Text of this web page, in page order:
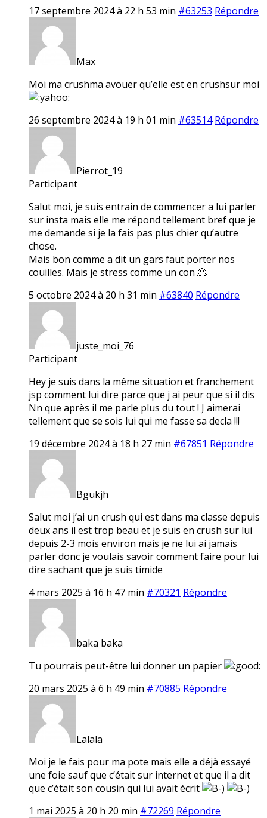
17 septembre 2024 à 22 h 53 min #63253 Répondre
Max
Moi ma crushma avouer qu’elle est en crushsur moi
26 septembre 2024 à 19 h 01 min #63514 Répondre
Pierrot_19
Participant
Salut moi, je suis entrain de commencer a lui parler
sur insta mais elle me répond tellement bref que je
me demande si je la fais pas plus chier qu’autre
chose.
Mais bon comme a dit un gars faut porter nos
couilles. Mais je stress comme un con 🫠
5 octobre 2024 à 20 h 31 min #63840 Répondre
juste_moi_76
Participant
Hey je suis dans la même situation et franchement
jsp comment lui dire parce que j ai peur que si il dis
Nn que après il me parle plus du tout ! J aimerai
tellement que se sois lui qui me fasse sa decla !!!
19 décembre 2024 à 18 h 27 min #67851 Répondre
Bgukjh
Salut moi j’ai un crush qui est dans ma classe depuis
deux ans il est trop beau et je suis en crush sur lui
depuis 2-3 mois environ mais je ne lui ai jamais
parler donc je voulais savoir comment faire pour lui
dire sachant que je suis timide
4 mars 2025 à 16 h 47 min #70321 Répondre
baka baka
Tu pourrais peut-être lui donner un papier
20 mars 2025 à 6 h 49 min #70885 Répondre
Lalala
Moi je le fais pour ma pote mais elle a déjà essayé
une foie sauf que c’était sur internet et que il a dit
que c’était son cousin qui lui avait écrit
1 mai 2025 à 20 h 20 min #72269 Répondre